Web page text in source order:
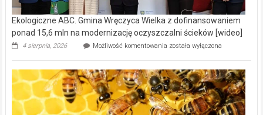
Ekologiczne ABC. Gmina Wręczyca Wielka z dofinansowaniem
ponad 15,6 mln na modernizację oczyszczalni ścieków [wideo]
4 sierpnia, 2026 Możliwość komentowania Ekologiczne
Wręczyca
Wielka
z
dofinansowaniem
ponad
została wyłączona